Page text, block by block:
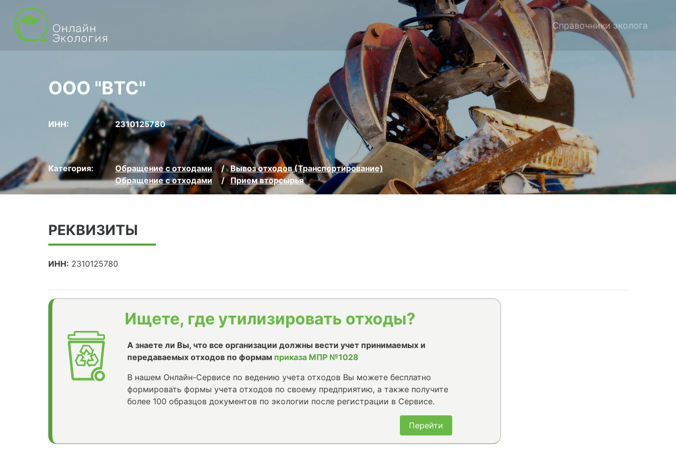
Справочники эколога
ООО "ВТС"
ИНН: 2310125780
Категория: Обращение с отходами
Вывоз отходов (Транспортирование)
Обращение с отходами
Прием вторсырья
РЕКВИЗИТЫ
ИНН: 2310125780
Ищете, где утилизировать отходы?
А знаете ли Вы, что все организации должны вести учет принимаемых и
передаваемых отходов по формам приказа МПР №1028
В нашем Онлайн-Сервисе по ведению учета отходов Вы можете бесплатно
формировать формы учета отходов по своему предприятию, а также получите
более 100 образцов документов по экологии после регистрации в Сервисе.
Перейти